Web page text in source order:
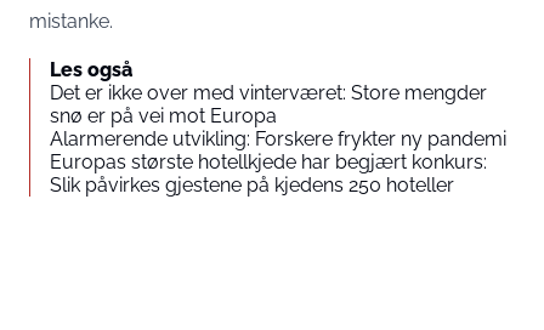
mistanke.
Les også
Det er ikke over med vinterværet: Store mengder
snø er på vei mot Europa
Alarmerende utvikling: Forskere frykter ny pandemi
Europas største hotellkjede har begjært konkurs:
Slik påvirkes gjestene på kjedens 250 hoteller